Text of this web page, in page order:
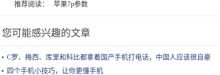
推荐阅读： 苹果7p参数
您可能感兴趣的文章
C罗、梅西、库里和科比都拿着国产手机打电话，中国人应该很自豪
四个手机小技巧，让你更懂手机